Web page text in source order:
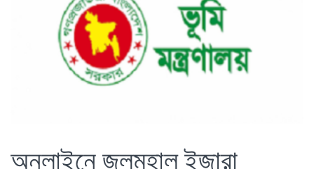
অনলাইনে জলমহাল ইজারা